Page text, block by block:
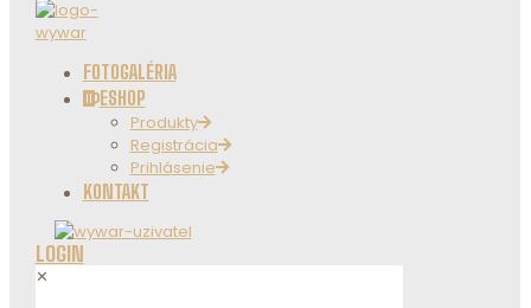
FOTOGALÉRIA
ESHOP
Produkty
Registrácia
Prihlásenie
KONTAKT
LOGIN
✕